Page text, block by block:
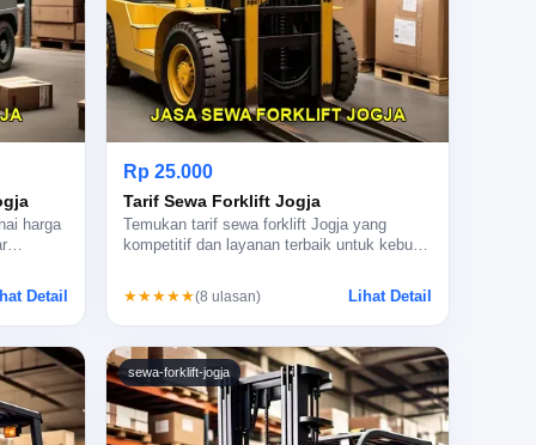
harga
Detail
Rp 25.000
Tarif Sewa Forklift Jogja
Temukan tarif sewa forklift Jogja yang
kompetitif dan layanan terbaik untuk kebu…
★★★★★(8 ulasan) Lihat Detail
sewa-forklift-jogja